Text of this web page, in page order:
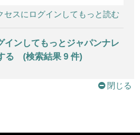
セスにログインしてもっと読む
インしてもっとジャパンナレ
る (検索結果 9 件)
閉じる